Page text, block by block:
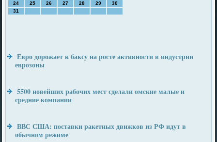
24
25 26 27 28 29
30
31
Евро дорожает к баксу на росте активности в индустрии
еврозоны
5500 новейших рабочих мест сделали омские малые и
средние компании
ВВС США: поставки ракетных движков из РФ идут в
обычном режиме